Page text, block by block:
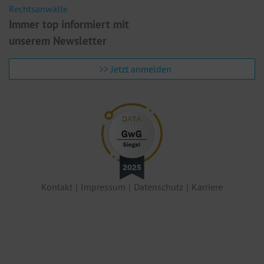
Rechtsanwälte
Immer top informiert mit
unserem Newsletter
>> Jetzt anmelden
Kontakt Impressum Datenschutz Karriere